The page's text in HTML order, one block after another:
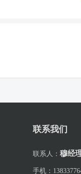
联系我们
联系人： 穆经
手机：